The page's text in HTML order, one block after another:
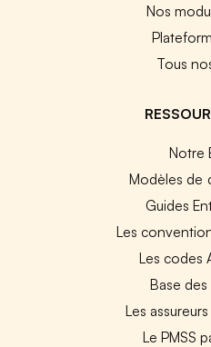
Nos
Tous
Notre
Modèles de
Guides
Les
Les codes
Base
Les
Le PMSS